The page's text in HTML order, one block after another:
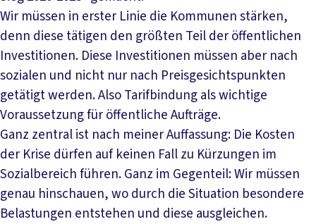
Wir müssen in erster Linie die Kommunen stärken,
denn diese tätigen den größten Teil der öffentlichen
Investitionen. Diese Investitionen müssen aber nach
sozialen und nicht nur nach Preisgesichtspunkten
getätigt werden. Also Tarifbindung als wichtige
Voraussetzung für öffentliche Aufträge.
Ganz zentral ist nach meiner Auffassung: Die Kosten
der Krise dürfen auf keinen Fall zu Kürzungen im
Sozialbereich führen. Ganz im Gegenteil: Wir müssen
genau hinschauen, wo durch die Situation besondere
Belastungen entstehen und diese ausgleichen.